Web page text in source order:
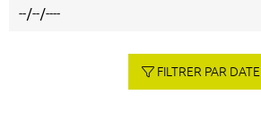
FILTRER PAR DATE